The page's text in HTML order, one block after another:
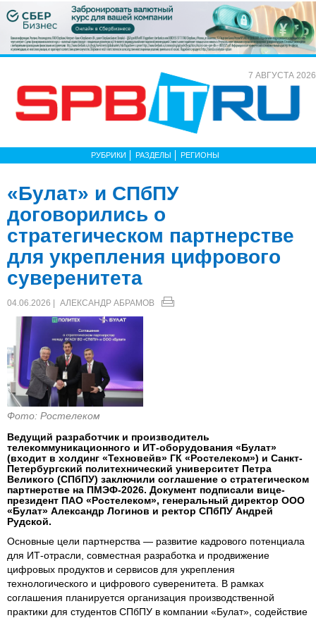
7 АВГУСТА 2026
РУБРИКИ РАЗДЕЛЫ РЕГИОНЫ
«Булат» и СПбПУ
договорились о
стратегическом партнерстве
для укрепления цифрового
суверенитета
04.06.2026 | АЛЕКСАНДР АБРАМОВ
Фото: Ростелеком
Ведущий разработчик и производитель
телекоммуникационного и ИТ-оборудования «Булат»
(входит в холдинг «Техновейв» ГК «Ростелеком») и Санкт-
Петербургский политехнический университет Петра
Великого (СПбПУ) заключили соглашение о стратегическом
партнерстве на ПМЭФ-2026. Документ подписали вице-
президент ПАО «Ростелеком», генеральный директор ООО
«Булат» Александр Логинов и ректор СПбПУ Андрей
Рудской.
Основные цели партнерства — развитие кадрового потенциала
для ИТ-отрасли, совместная разработка и продвижение
цифровых продуктов и сервисов для укрепления
технологического и цифрового суверенитета. В рамках
соглашения планируется организация производственной
практики для студентов СПбПУ в компании «Булат», содействие